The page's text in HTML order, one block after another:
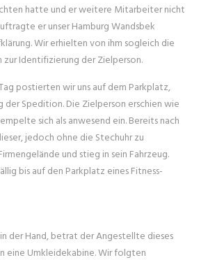
hatte und er weitere Mitarbeiter nicht
er unser Hamburg Wandsbek
Wir erhielten von ihm sogleich die
Identifizierung der Zielperson.
postierten wir uns auf dem Parkplatz,
der Spedition. Die Zielperson erschien wie
sich als anwesend ein. Bereits nach
jedoch ohne die Stechuhr zu
und stieg in sein Fahrzeug.
bis auf den Parkplatz eines Fitness-
der Hand, betrat der Angestellte dieses
eine Umkleidekabine. Wir folgten